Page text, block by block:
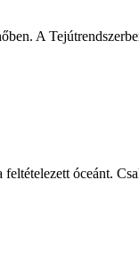
A
feltételezett óceánt.